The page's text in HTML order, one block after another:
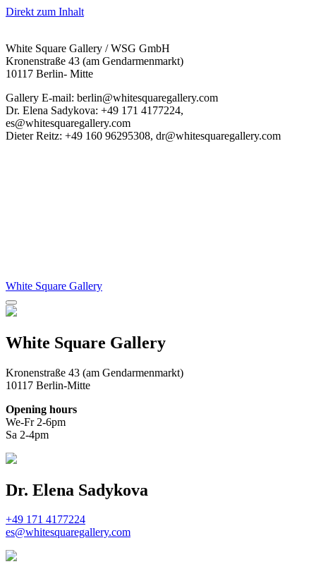
Direkt zum Inhalt
White Square Gallery / WSG GmbH
Kronenstraße 43 (am Gendarmenmarkt)
10117 Berlin- Mitte
Gallery E-mail: berlin@whitesquaregallery.com
Dr. Elena Sadykova: +49 171 4177224,
es@whitesquaregallery.com
Dieter Reitz: +49 160 96295308, dr@whitesquaregallery.com
White Square Gallery
White Square Gallery
Kronenstraße 43 (am Gendarmenmarkt)
10117 Berlin-Mitte
Opening hours
We-Fr 2-6pm
Sa 2-4pm
Dr. Elena Sadykova
+49 171 4177224
es@whitesquaregallery.com